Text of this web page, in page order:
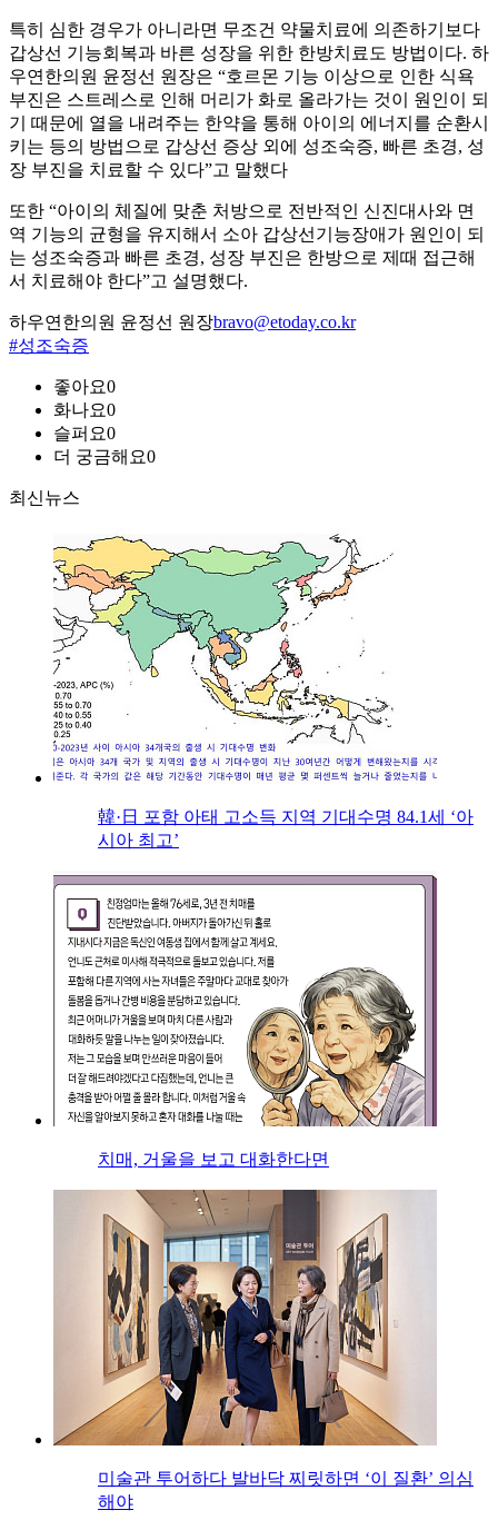
특히 심한 경우가 아니라면 무조건 약물치료에 의존하기보다
갑상선 기능회복과 바른 성장을 위한 한방치료도 방법이다. 하
우연한의원 윤정선 원장은 “호르몬 기능 이상으로 인한 식욕
부진은 스트레스로 인해 머리가 화로 올라가는 것이 원인이 되
기 때문에 열을 내려주는 한약을 통해 아이의 에너지를 순환시
키는 등의 방법으로 갑상선 증상 외에 성조숙증, 빠른 초경, 성
장 부진을 치료할 수 있다”고 말했다
또한 “아이의 체질에 맞춘 처방으로 전반적인 신진대사와 면
역 기능의 균형을 유지해서 소아 갑상선기능장애가 원인이 되
는 성조숙증과 빠른 초경, 성장 부진은 한방으로 제때 접근해
서 치료해야 한다”고 설명했다.
하우연한의원 윤정선 원장bravo@etoday.co.kr
#성조숙증
좋아요0
화나요0
슬퍼요0
더 궁금해요0
최신뉴스
韓·日 포함 아태 고소득 지역 기대수명 84.1세 ‘아
시아 최고’
치매, 거울을 보고 대화한다면
미술관 투어하다 발바닥 찌릿하면 ‘이 질환’ 의심
해야